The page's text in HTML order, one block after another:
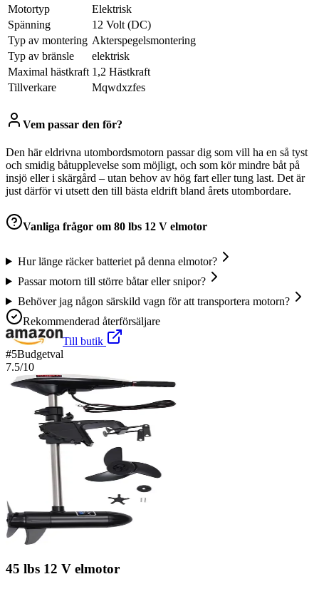
Motortyp
Elektrisk
Spänning
12 Volt (DC)
Typ av montering Akterspegelsmontering
Typ av bränsle
elektrisk
Maximal hästkraft 1,2 Hästkraft
Tillverkare
Mqwdxzfes
Vem passar den för?
Den här eldrivna utombordsmotorn passar dig som vill ha en så tyst
och smidig båtupplevelse som möjligt, och som kör mindre båt på
insjö eller i skärgård – utan behov av hög fart eller tung last. Det är
just därför vi utsett den till bästa eldrift bland årets utombordare.
Vanliga frågor om 80 lbs 12 V elmotor
Hur länge räcker batteriet på denna elmotor?
Passar motorn till större båtar eller snipor?
Behöver jag någon särskild vagn för att transportera motorn?
Rekommenderad återförsäljare
Till butik
#5Budgetval
7.5/10
45 lbs 12 V elmotor